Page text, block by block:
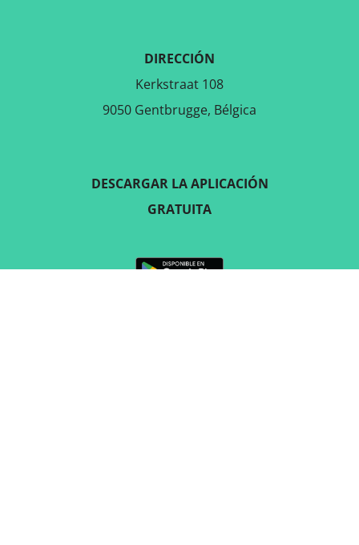
DIRECCIÓN
Kerkstraat 108
9050 Gentbrugge, Bélgica
DESCARGAR LA APLICACIÓN
GRATUITA